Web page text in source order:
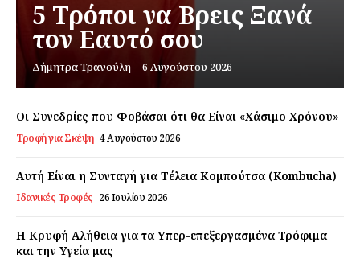
Εγγραφείτε τώρα!
Daily Food
Αποποίηση Ευθυνών
Ο λογαριασμός μου
5 Τρόποι να Βρεις Ξανά
τον Εαυτό σου
Δήμητρα Τρανούλη - 6 Αυγούστου 2026
Οι Συνεδρίες που Φοβάσαι ότι θα Είναι «Χάσιμο Χρόνου»
Τροφή για Σκέψη 4 Αυγούστου 2026
Αυτή Είναι η Συνταγή για Τέλεια Κομπούτσα (Kombucha)
Ιδανικές Τροφές 26 Ιουλίου 2026
Η Κρυφή Αλήθεια για τα Υπερ-επεξεργασμένα Τρόφιμα
και την Υγεία μας